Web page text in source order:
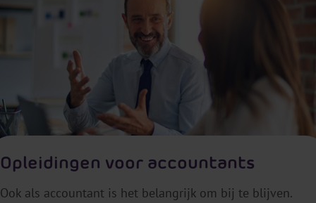
Opleidingen voor accountants
Ook als accountant is het belangrijk om bij te blijven.